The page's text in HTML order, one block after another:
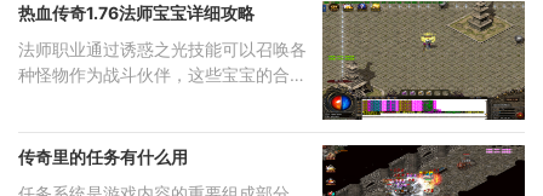
热血传奇1.76法师宝宝详细攻略
法师职业通过诱惑之光技能可以召唤各
种怪物作为战斗伙伴，这些宝宝的合理
传奇里的任务有什么用